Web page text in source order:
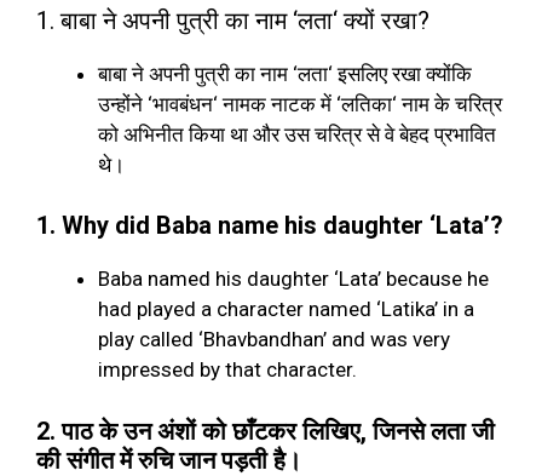
1.बाबा ने अपनी पुत्री का नाम‘लता‘क्यों रखा?
बाबा ने अपनी पुत्री का नाम ‘लता‘इसलिए रखा क्योंकि
उन्होंने ‘भावबंधन‘नामक नाटक में ‘लतिका‘नाम के चरित्र
को अभिनीत किया था और उस चरित्र से वे बेहद प्रभावित
थे।
1. Why did Baba name his daughter ‘Lata’?
Baba named his daughter ‘Lata’ because he
had played a character named ‘Latika’ in a
play called ‘Bhavbandhan’ and was very
impressed by that character.
2.पाठ के उन अंशों को छाँटकर लिखिए,जिनसे लता जी
की संगीत में रुचि जान पड़ती है।